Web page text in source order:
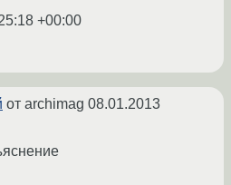
+00:00
от archimag 08.01.2013